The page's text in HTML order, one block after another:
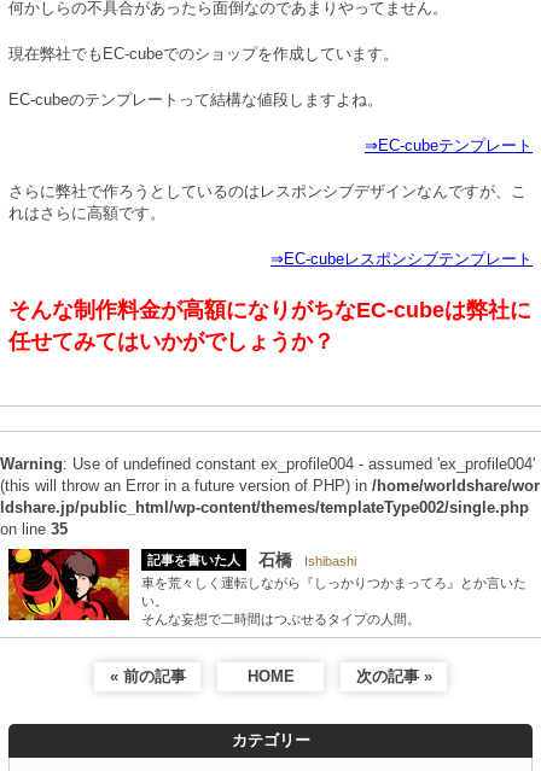
何かしらの不具合があったら面倒なのであまりやってません。
現在弊社でもEC-cubeでのショップを作成しています。
EC-cubeのテンプレートって結構な値段しますよね。
⇒EC-cubeテンプレート
さらに弊社で作ろうとしているのはレスポンシブデザインなんですが、こ
れはさらに高額です。
⇒EC-cubeレスポンシブテンプレート
そんな制作料金が高額になりがちなEC-cubeは弊社に
任せてみてはいかがでしょうか？
Warning: Use of undefined constant ex_profile004 - assumed 'ex_profile004'
(this will throw an Error in a future version of PHP) in /home/worldshare/wor
ldshare.jp/public_html/wp-content/themes/templateType002/single.php
on line 35
記事を書いた人 石橋
Ishibashi
車を荒々しく運転しながら『しっかりつかまってろ』とか言いた
い。
そんな妄想で二時間はつぶせるタイプの人間。
« 前の記事 HOME 次の記事 »
カテゴリー